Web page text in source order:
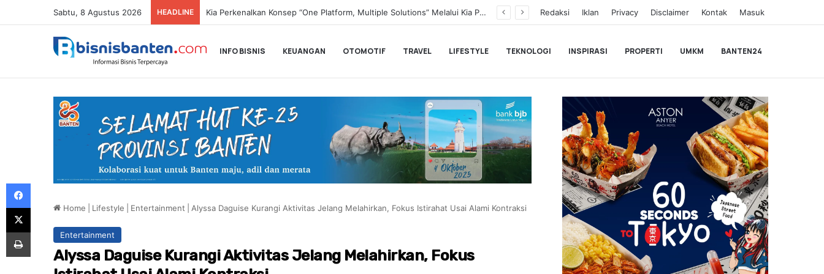
Sabtu, 8 Agustus 2026 HEADLINE Transformasi Digital Perkuat Layanan, Bank bjb Raih Lima Titanium Awards pada PRIMA Awards 2026 Redaksi Iklan Privacy Disclaimer Kontak Masuk
INFO BISNIS KEUANGAN OTOMOTIF TRAVEL LIFESTYLE TEKNOLOGI INSPIRASI PROPERTI UMKM BANTEN24
Home Lifestyle Entertainment Alyssa Daguise Kurangi Aktivitas Jelang Melahirkan, Fokus Istirahat Usai Alami Kontraksi
Entertainment
Alyssa Daguise Kurangi Aktivitas Jelang Melahirkan, Fokus
Facebook